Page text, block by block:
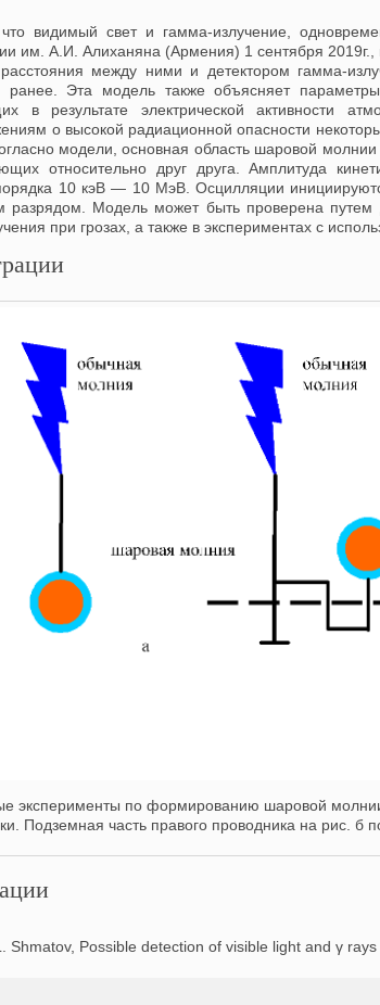
видимый свет и гамма-излучение,
им. А.И. Алиханяна (Армения) 1 сентября
между ними и детектором гамма-
Эта модель также объясняет параметры
в результате электрической активности
о высокой радиационной опасности
модели, основная область шаровой
относительно друг друга. Амплитуда
10 кэВ — 10 МэВ. Осцилляции
разрядом. Модель может быть проверена
при грозах, а также в экспериментах с
эксперименты по формированию шаровой
Подземная часть правого проводника на рис. б
Shmatov, Possible detection of visible light and γ